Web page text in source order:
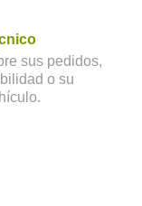
sus pedidos,
o su